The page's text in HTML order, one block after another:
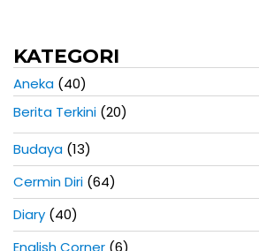
KATEGORI
Aneka (40)
Berita Terkini (20)
Budaya (13)
Cermin Diri (64)
Diary (40)
English Corner (6)